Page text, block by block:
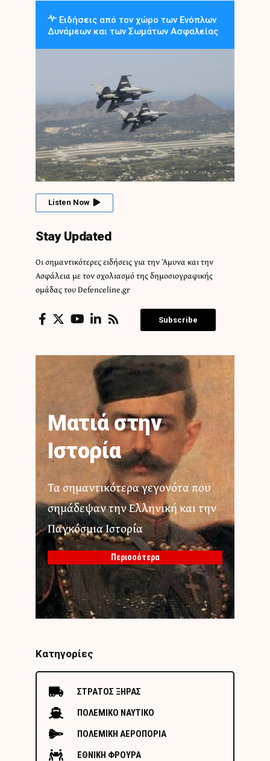
Ειδήσεις από τον χώρο των Ενόπλων
Δυνάμεων και των Σωμάτων Ασφαλείας
Listen Now
Stay Updated
Οι σημαντικότερες ειδήσεις για την Άμυνα και την
Ασφάλεια με τον σχολιασμό της δημοσιογραφικής
ομάδας του Defenceline.gr
Subscribe
Ματιά στην
Ιστορία
Τα σημαντικότερα γεγονότα που
σημάδεψαν την Ελληνική και την
Παγκόσμια Ιστορία
Περισσότερα
Κατηγορίες
ΣΤΡΑΤΟΣ ΞΗΡΑΣ
ΠΟΛΕΜΙΚΟ ΝΑΥΤΙΚΟ
ΠΟΛΕΜΙΚΗ ΑΕΡΟΠΟΡΙΑ
ΕΘΝΙΚΗ ΦΡΟΥΡΑ